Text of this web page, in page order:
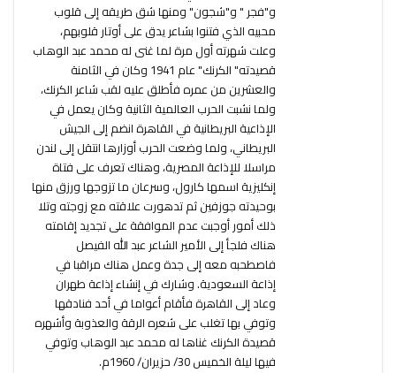
و"فجر " و"شجون" ومنها شق طريقه إلى قلوب
محبيه الذي فتنوا بشاعر يدق على أوتار قلوبهم،
وعلت شهرته أول مرة لما غنى له محمد عبد الوهاب
قصيدته" الكرنك" عام 1941 وكان في الثامنة
والعشرين من عمره فأطلق عليه لقب شاعر الكرنك،
ولما نشبت الحرب العالمية الثانية وكان يعمل في
الإذاعية البريطانية في القاهرة انضم إلى الجيش
البريطاني، ولما وضعت الحرب أوزارها انتقل إلى لندن
مراسلا للإذاعة المصرية، وهناك تعرف على فتاة
إنكليزية اسمها كارول، وسرعان ما تزوجها ورزق منها
بوحيدته جوزفين ثم تدهورت علاقته مع زوجته وتلا
ذلك أمور أوجبت عدم الموافقة على تجديد إقامته
هناك فلجأ إلى الأمير الشاعر عبد الله الفيصل
فاصطحبه معه إلى جدة وعمل هناك مراقبا في
إذاعة السعودية. وشارك في إنشاء إذاعة طهران
وعاد إلى القاهرة فأقام أعواما في أحد فنادقها
وتوفي بها تغلب على شعره الرقة والعذوبة وأشهره
قصيدة الكرنك غناها له محمد عبد الوهاب وتوفي
فيها ليلة الخميس 30/ حزيران/ 1960م.